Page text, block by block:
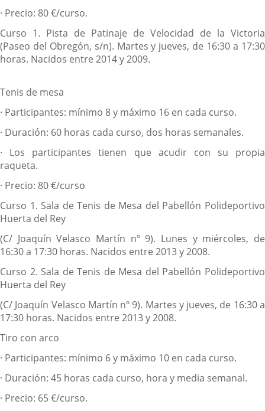
· Precio: 80 €/curso.
Curso 1. Pista de Patinaje de Velocidad de la Victoria
(Paseo del Obregón, s/n). Martes y jueves, de 16:30 a 17:30
horas. Nacidos entre 2014 y 2009.
Tenis de mesa
· Participantes: mínimo 8 y máximo 16 en cada curso.
· Duración: 60 horas cada curso, dos horas semanales.
·
Los participantes tienen que acudir con su propia
raqueta.
· Precio: 80 €/curso
Curso 1. Sala de Tenis de Mesa del Pabellón Polideportivo
Huerta del Rey
(C/ Joaquín Velasco Martín nº 9). Lunes y miércoles, de
16:30 a 17:30 horas. Nacidos entre 2013 y 2008.
Curso 2. Sala de Tenis de Mesa del Pabellón Polideportivo
Huerta del Rey
(C/ Joaquín Velasco Martín nº 9). Martes y jueves, de 16:30 a
17:30 horas. Nacidos entre 2013 y 2008.
Tiro con arco
· Participantes: mínimo 6 y máximo 10 en cada curso.
· Duración: 45 horas cada curso, hora y media semanal.
· Precio: 65 €/curso.